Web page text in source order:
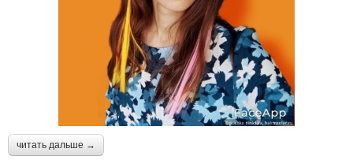
читать дальше →